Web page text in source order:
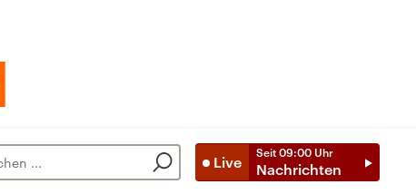
Live
Seit 09:00 Uhr
Nachrichten